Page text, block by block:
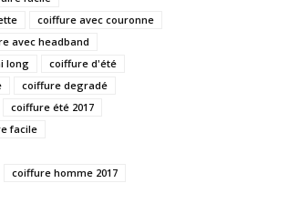
coiffure avec couronne
avec headband
long
coiffure d'été
coiffure degradé
coiffure été 2017
facile
coiffure homme 2017